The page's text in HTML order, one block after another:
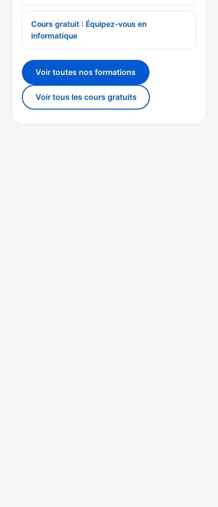
Cours gratuit : Équipez-vous en
informatique
Voir toutes nos formations
Voir tous les cours gratuits